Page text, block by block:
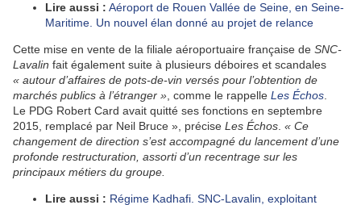
Lire aussi : Aéroport de Rouen Vallée de Seine, en Seine-
Maritime. Un nouvel élan donné au projet de relance
Cette mise en vente de la filiale aéroportuaire française de SNC-
Lavalin fait également suite à plusieurs déboires et scandales
« autour d’affaires de pots-de-vin versés pour l’obtention de
marchés publics à l’étranger » , comme le rappelle Les Échos
Le PDG Robert Card avait quitté ses fonctions en septembre
2015, remplacé par Neil Bruce », précise Les Échos « Ce
changement de direction s’est accompagné du lancement d’une
profonde restructuration, assorti d’un recentrage sur les
principaux métiers du groupe.
Lire aussi : Régime Kadhafi. SNC-Lavalin, exploitant